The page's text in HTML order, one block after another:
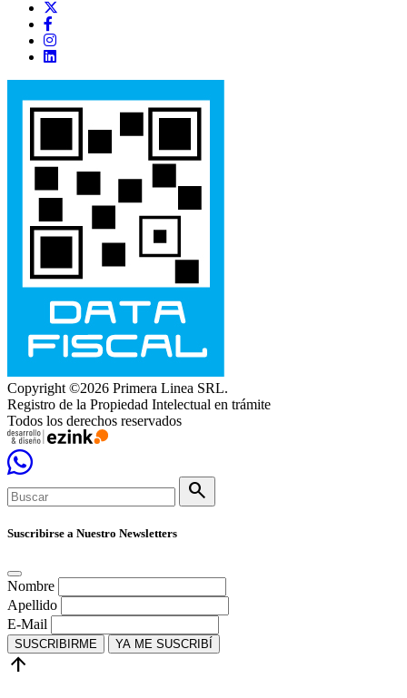
Copyright ©2026 Primera Linea SRL.
Registro de la Propiedad Intelectual en trámite
Todos los derechos reservados
search
Suscribirse a Nuestro Newsletters
Nombre
Apellido
E-Mail
SUSCRIBIRME YA ME SUSCRIBÍ
arrow_upward